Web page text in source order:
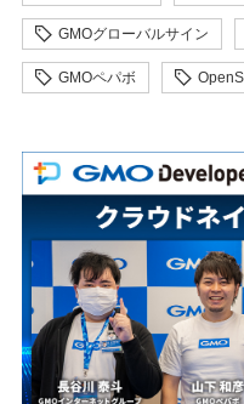
GMOグローバルサイン
GMOペパボ